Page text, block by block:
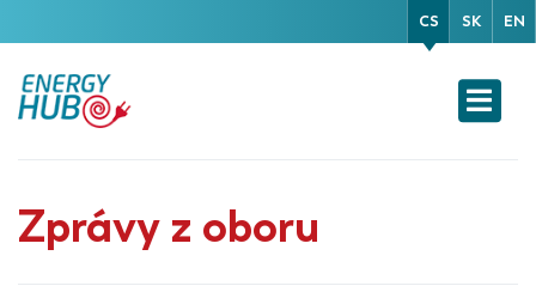
CS SK EN
Zprávy z oboru